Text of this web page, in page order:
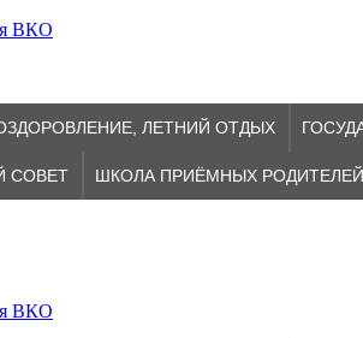
ВКО
ЛЕТНИЙ ОТДЫХ
СОВЕТ ШКОЛА ПРИЁМНЫХ РОДИТЕЛЕЙ
ВКО